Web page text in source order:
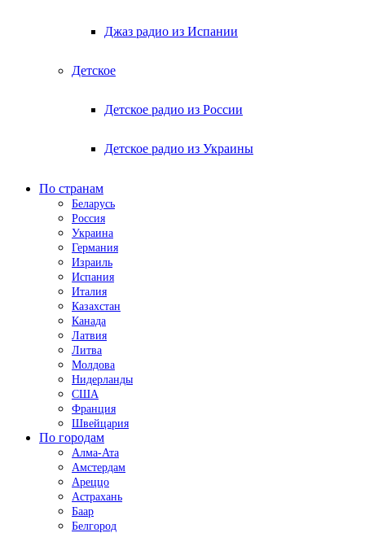
Джаз радио из Испании
Детское
Детское радио из России
Детское радио из Украины
По странам
Беларусь
Россия
Украина
Германия
Израиль
Испания
Италия
Казахстан
Канада
Латвия
Литва
Молдова
Нидерланды
США
Франция
Швейцария
По городам
Алма-Ата
Амстердам
Ареццо
Астрахань
Баар
Белгород